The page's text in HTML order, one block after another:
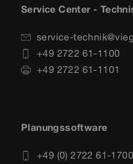
Service Center -
service-
+49 2722 61-1100
+49 2722 61-1101
Planungssoftware
+49 (0) 2722 61-1700